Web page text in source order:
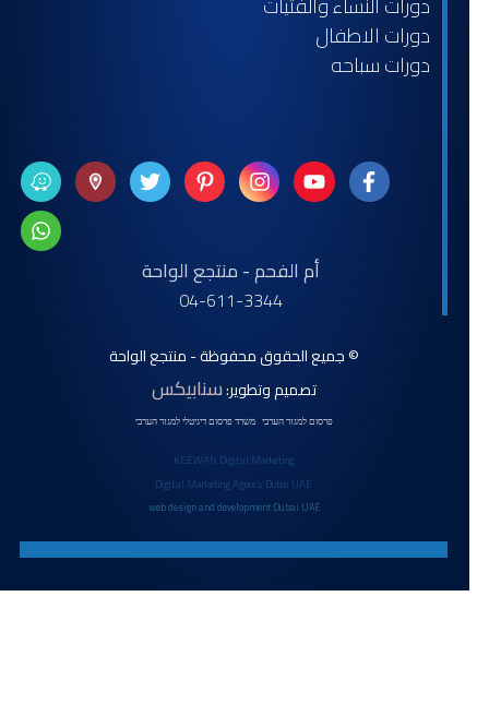
دورات الاطفال
دورات سباحه
أم الفحم - منتجع الواحة
04-611-3344
© جميع الحقوق محفوظة - منتجع الواحة
تصميم وتطوير:سنابيكس
פרסום למגזר הערבי משרד פרסום דיגיטלי למגזר הערבי
KEEWAN Digital Marketing
Digital Marketing Agency Dubai UAE
web design and development Dubai UAE